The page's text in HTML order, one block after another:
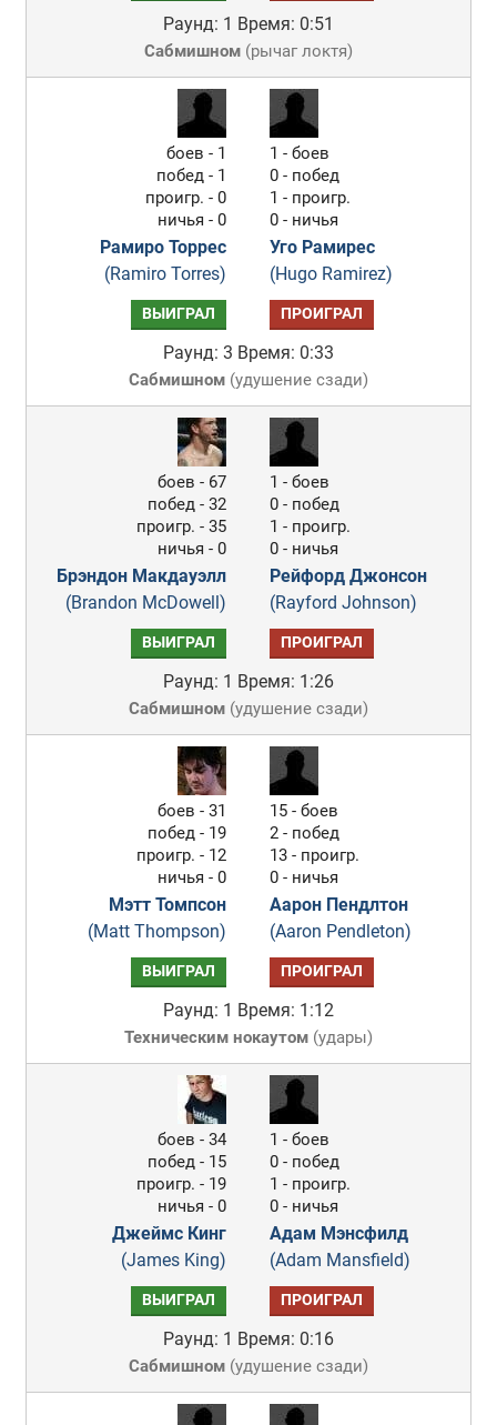
Раунд: 1 Время: 0:51
Сабмишном(рычаг локтя)
боев - 1
побед - 1
проигр. - 0
ничья - 0
Рамиро Торрес
(Ramiro Torres)
1 - боев
0 - побед
1 - проигр.
0 - ничья
Уго Рамирес
(Hugo Ramirez)
ВЫИГРАЛ ПРОИГРАЛ
Раунд: 3 Время: 0:33
Сабмишном(удушение сзади)
боев - 67
побед - 32
проигр. - 35
ничья - 0
Брэндон Макдауэлл
(Brandon McDowell)
1 - боев
0 - побед
1 - проигр.
0 - ничья
Рейфорд Джонсон
(Rayford Johnson)
ВЫИГРАЛ ПРОИГРАЛ
Раунд: 1 Время: 1:26
Сабмишном(удушение сзади)
боев - 31
побед - 19
проигр. - 12
ничья - 0
Мэтт Томпсон
(Matt Thompson)
15 - боев
2 - побед
13 - проигр.
0 - ничья
Аарон Пендлтон
(Aaron Pendleton)
ВЫИГРАЛ ПРОИГРАЛ
Раунд: 1 Время: 1:12
Техническим нокаутом(удары)
боев - 34
побед - 15
проигр. - 19
ничья - 0
Джеймс Кинг
(James King)
1 - боев
0 - побед
1 - проигр.
0 - ничья
Адам Мэнсфилд
(Adam Mansfield)
ВЫИГРАЛ ПРОИГРАЛ
Раунд: 1 Время: 0:16
Сабмишном(удушение сзади)